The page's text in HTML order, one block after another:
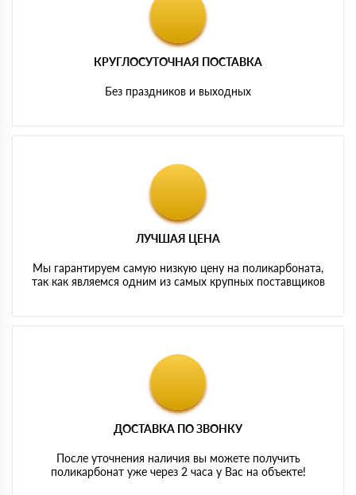
КРУГЛОСУТОЧНАЯ ПОСТАВКА
Без праздников и выходных
ЛУЧШАЯ ЦЕНА
Мы гарантируем самую низкую цену на поликарбоната,
так как являемся одним из самых крупных поставщиков
ДОСТАВКА ПО ЗВОНКУ
После уточнения наличия вы можете получить
поликарбонат уже через 2 часа у Вас на объекте!